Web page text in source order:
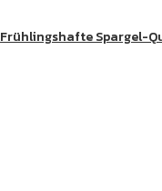
Frühlingshafte Spargel-